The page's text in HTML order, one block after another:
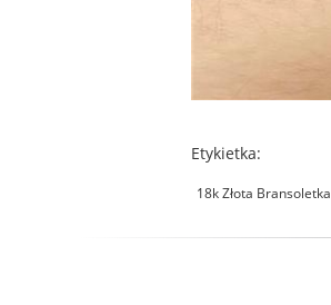
Etykietka:
18k Złota Bransoletka